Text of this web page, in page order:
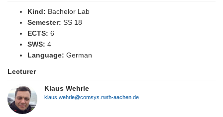
Kind: Bachelor Lab
Semester: SS 18
ECTS: 6
SWS: 4
Language: German
Lecturer
Klaus Wehrle
klaus.wehrle@comsys.rwth-aachen.de